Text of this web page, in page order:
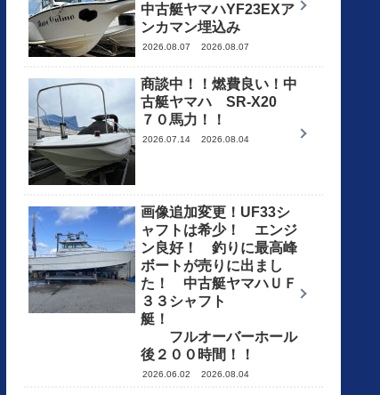
中古艇ヤマハYF23EXア
ンカマン埋込み
2026.08.07 2026.08.07
商談中！！燃費良い！中
古艇ヤマハ SR-X20
７０馬力！！
2026.07.14 2026.08.04
画像追加変更！UF33シ
ャフトは希少！ エンジ
ン良好！ 釣りに最高峰
ボートが売りに出まし
た！ 中古艇ヤマハＵＦ
３３シャフト
艇！
フルオーバーホール
後２００時間！！
2026.06.02 2026.08.04